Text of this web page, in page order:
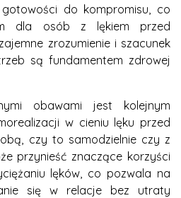
do kompromisu, co
dla osób z lękiem przed
zrozumienie i szacunek
są fundamentem zdrowej
obawami jest kolejnym
w cieniu lęku przed
czy to samodzielnie czy z
przynieść znaczące korzyści
lęków, co pozwala na
się w relacje bez utraty